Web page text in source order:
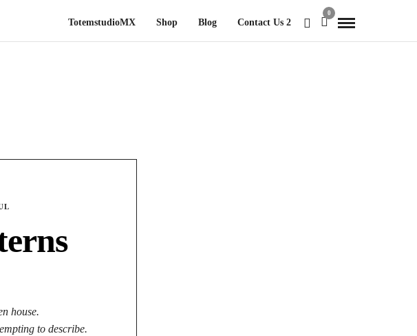
TotemstudioMX Shop Blog Contact Us 2
0
house.
to describe.